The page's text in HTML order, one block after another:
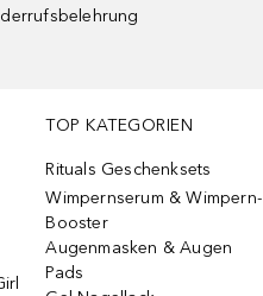
TOP KATEGORIEN
Rituals Geschenksets
Wimpernserum & Wimpern-
Booster
Augenmasken & Augen
Pads